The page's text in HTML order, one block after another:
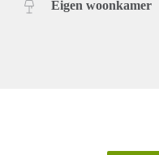
Eigen woonkamer